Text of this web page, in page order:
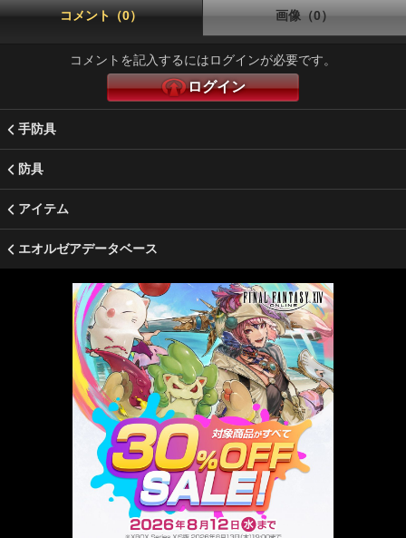
コメント（0） 画像（0）
コメントを記入するにはログインが必要です。
ログイン
手防具
防具
アイテム
エオルゼアデータベース